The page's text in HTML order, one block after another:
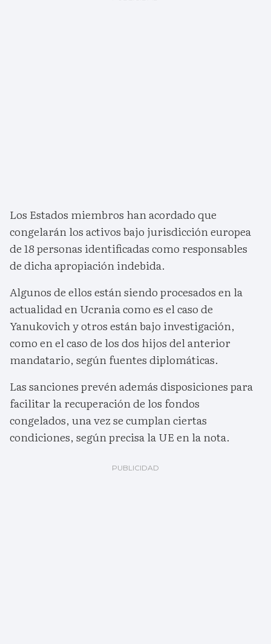
Los Estados miembros han acordado que
congelarán los activos bajo jurisdicción europea
de 18 personas identificadas como responsables
de dicha apropiación indebida.
Algunos de ellos están siendo procesados en la
actualidad en Ucrania como es el caso de
Yanukovich y otros están bajo investigación,
como en el caso de los dos hijos del anterior
mandatario, según fuentes diplomáticas.
Las sanciones prevén además disposiciones para
facilitar la recuperación de los fondos
congelados, una vez se cumplan ciertas
condiciones, según precisa la UE en la nota.